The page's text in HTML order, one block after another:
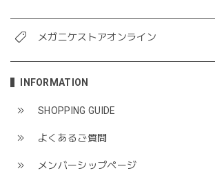
メガニケストアオンライン
INFORMATION
SHOPPING GUIDE
よくあるご質問
メンバーシップページ